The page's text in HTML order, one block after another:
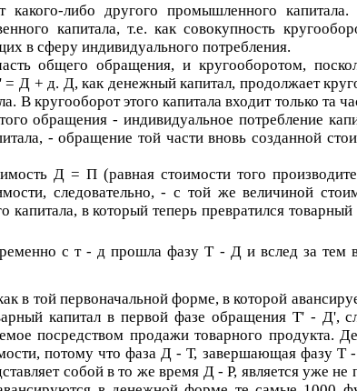
либо другого промышленного
капитала, т.е. как совокупность
в сферу индивидуального потребления.
общего обращения, и кругооборотом,
= Д + д. Д, как денежный капитал, продолжает
В кругооборот этого капитала входит только та
обращения - индивидуальное потребление
- обращение той части вновь созданной
Д = П(равная стоимости того
следовательно, - с той же величиной
в который теперь превратился
ст - д прошла фазуТ - Д и вслед за тем
в той первоначальной форме, в которой
капитал в первой фазе обращения Т' - Д',
посредством продажи товарного продукта.
потому что фазаД - Т, завершающая фазу Т
собой в то же время Д - Р, является уже